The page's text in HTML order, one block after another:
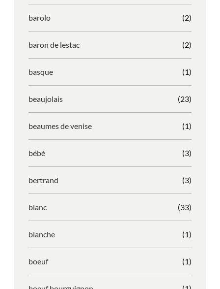
barolo (2)
baron de lestac (2)
basque (1)
beaujolais (23)
beaumes de venise (1)
bébé (3)
bertrand (3)
blanc (33)
blanche (1)
boeuf (1)